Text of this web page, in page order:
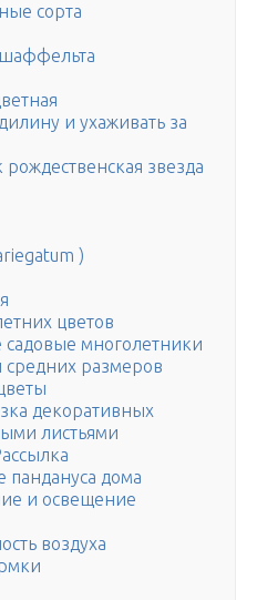
сорта
и ухаживать за
звезда
)
цветов
многолетники
размеров
декоративных
листьями
дома
и освещение
воздуха